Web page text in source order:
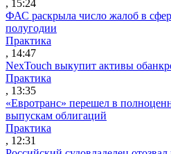
, 15:24
ФАС раскрыла число жалоб в
полугодии
Практика
, 14:47
NexTouch выкупит активы
Практика
, 13:35
«Евротранс» перешел в
выпускам облигаций
Практика
, 12:31